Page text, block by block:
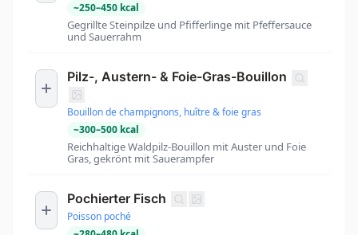
~250–450 kcal
Gegrillte Steinpilze und Pfifferlinge mit Pfeffersauce
und Sauerrahm
Pilz-, Austern- & Foie-Gras-Bouillon
Bouillon de champignons, huître & foie gras
~300–500 kcal
Reichhaltige Waldpilz-Bouillon mit Auster und Foie
Gras, gekrönt mit Sauerampfer
Pochierter Fisch
Poisson poché